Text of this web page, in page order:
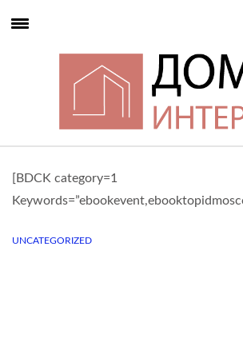
[BDCK category=1
UNCATEGORIZED